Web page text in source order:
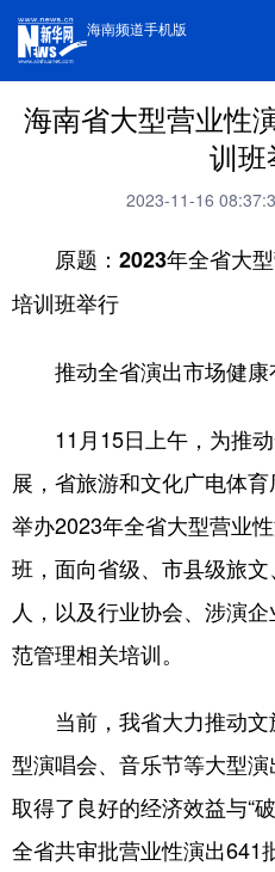
海南频道手机版
海南省大型营业性
训班
2023-11-16
原题：2023年全省大型
培训班举行
推动全省演出市场健康
11月15日上午，为推动
展，省旅游和文化广电体
举办2023年全省大型营业
班，面向省级、市县级旅
人，以及行业协会、涉演
范管理相关培训。
当前，我省大力推动文
型演唱会、音乐节等大型
取得了良好的经济效益与“
全省共审批营业性演出641